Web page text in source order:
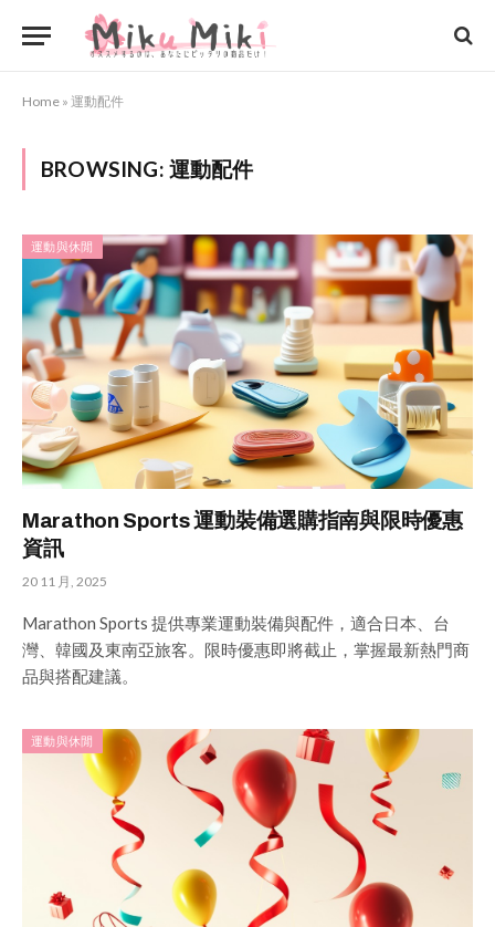
Home » 運動配件
BROWSING: 運動配件
運動與休閒
Marathon Sports 運動裝備選購指南與限時優惠
資訊
20 11 月, 2025
Marathon Sports 提供專業運動裝備與配件，適合日本、台
灣、韓國及東南亞旅客。限時優惠即將截止，掌握最新熱門商
品與搭配建議。
運動與休閒